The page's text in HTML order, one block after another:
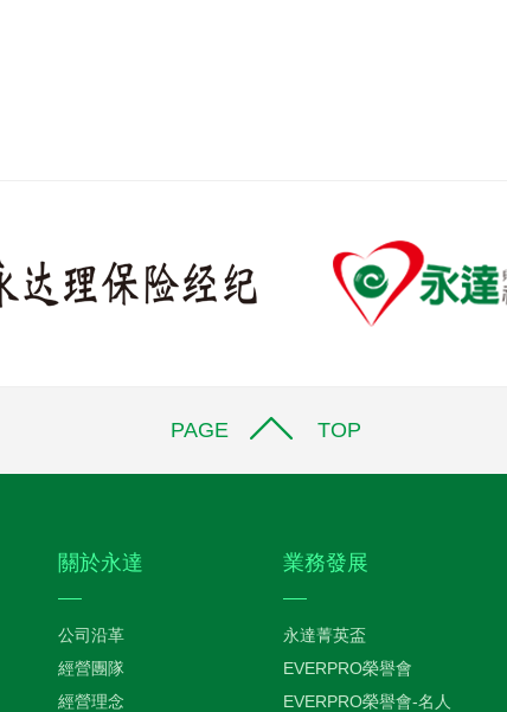
PAGE TOP
關於永達
公司沿革
經營團隊
經營理念
業務發展
永達菁英盃
EVERPRO榮譽會
EVERPRO榮譽會-名人